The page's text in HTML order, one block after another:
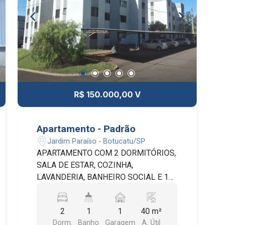
SISTEMA DE SEGURANÇA, COMPOSTO
POR CÂMERAS DE MONITORAMENTO
E SENSORES COM TECNOLOGIA
INFRAVERMELHO, PROPORCIONANDO
MAIOR PROTEÇÃO E TRANQUILIDADE
AOS MORADORES. EXCELENTE
OPORTUNIDADE PARA QUEM DESEJA
MORAR, EM UM ESPAÇO PLANEJADO
R$ 150.000,00 V
Apartamento - Padrão
Jardim Paraíso - Botucatu/SP
APARTAMENTO COM 2 DORMITÓRIOS,
SALA DE ESTAR, COZINHA,
LAVANDERIA, BANHEIRO SOCIAL E 1
CONDOMÍNIO COM PORTARIA, SALÃO
DE FESTAS, CHURRASQUEIRA,
2
Dorm.
1
Banho
1
Garagem
40 m²
A. Útil